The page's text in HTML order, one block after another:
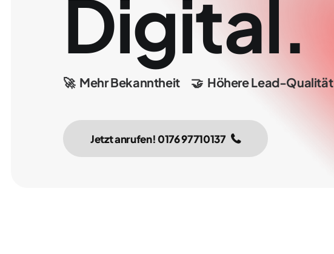
Digital.
🚀 MehrBekanntheit 🤝 HöhereLead-Qualität
Jetzt anrufen! 0176 97710137